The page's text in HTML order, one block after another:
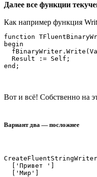
Далее все функции
Как например функция
function
begin
  Result := Self;
Вот и всё! Собственно на
Вариант два — посложнее
  ['Привет ']
  ['Мир']